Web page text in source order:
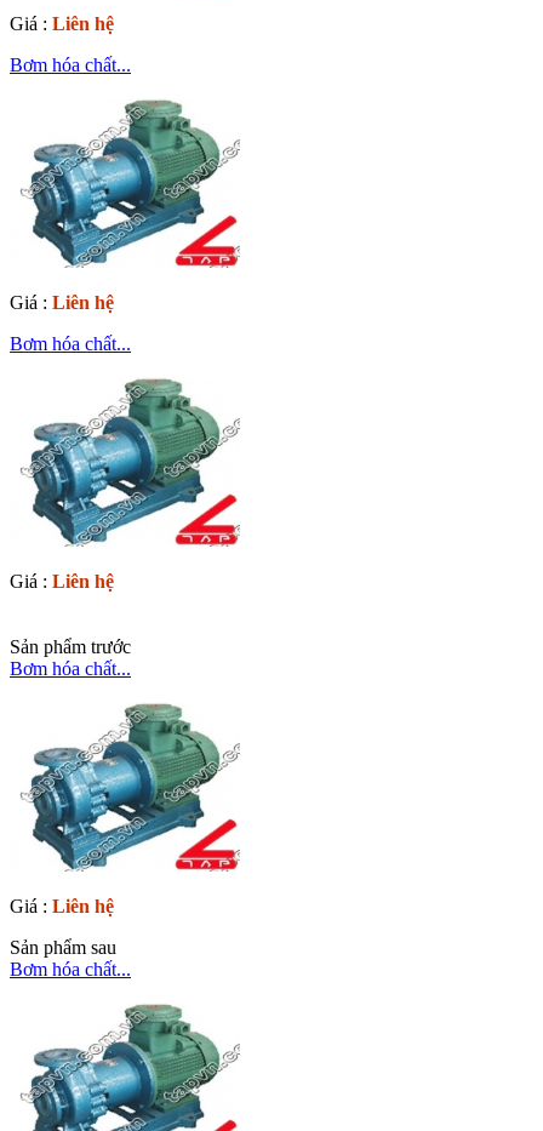
Giá : Liên hệ
Bơm hóa chất...
Giá : Liên hệ
Bơm hóa chất...
Giá : Liên hệ
Sản phẩm trước
Bơm hóa chất...
Giá : Liên hệ
Sản phẩm sau
Bơm hóa chất...